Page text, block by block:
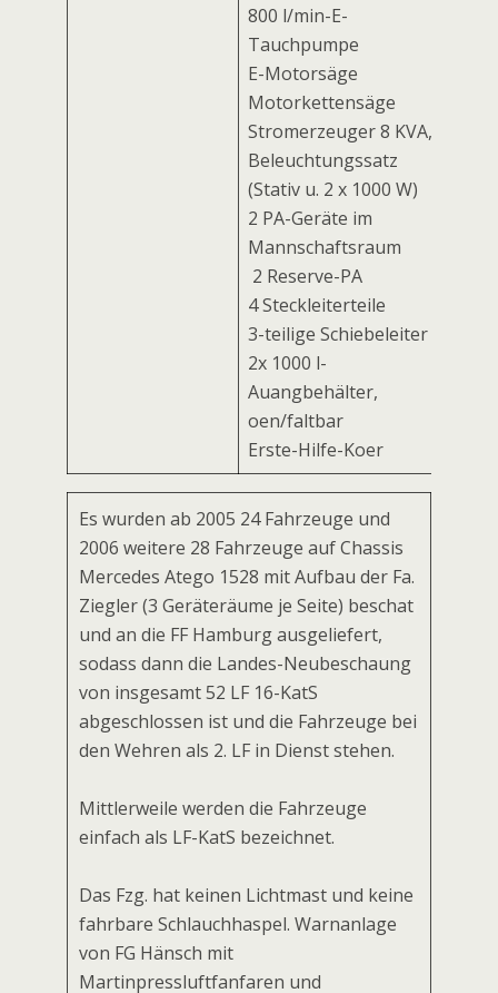
800 l/min-E-
Tauchpumpe
E-Motorsäge
Motorkettensäge
Stromerzeuger 8 KVA,
Beleuchtungssatz
(Stativ u. 2 x 1000 W)
2 PA-Geräte im
Mannschaftsraum
2 Reserve-PA
4 Steckleiterteile
3-teilige Schiebeleiter
2x 1000 l-
Auffangbehälter,
offen/faltbar
Erste-Hilfe-Koffer
Es wurden ab 2005 24 Fahrzeuge und
2006 weitere 28 Fahrzeuge auf Chassis
Mercedes Atego 1528 mit Aufbau der Fa.
Ziegler (3 Geräteräume je Seite) beschafft
und an die FF Hamburg ausgeliefert,
sodass dann die Landes-Neubeschaffung
von insgesamt 52 LF 16-KatS
abgeschlossen ist und die Fahrzeuge bei
den Wehren als 2. LF in Dienst stehen.
Mittlerweile werden die Fahrzeuge
einfach als LF-KatS bezeichnet.
Das Fzg. hat keinen Lichtmast und keine
fahrbare Schlauchhaspel. Warnanlage
von FG Hänsch mit
Martinpressluftfanfaren und